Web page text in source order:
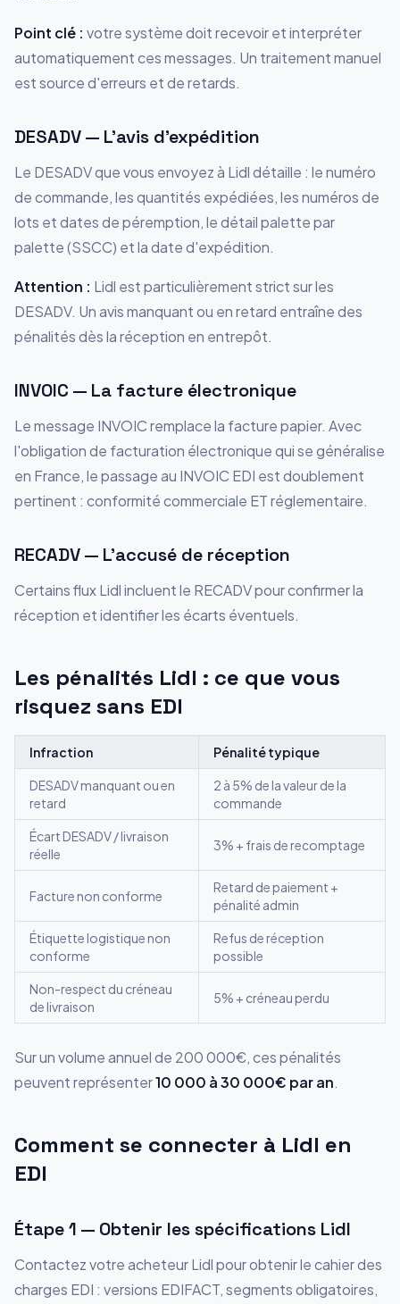
Point clé : votre système doit recevoir et interpréter
automatiquement ces messages. Un traitement manuel
est source d'erreurs et de retards.
DESADV — L'avis d'expédition
Le DESADV que vous envoyez à Lidl détaille : le numéro
de commande, les quantités expédiées, les numéros de
lots et dates de péremption, le détail palette par
palette (SSCC) et la date d'expédition.
Attention : Lidl est particulièrement strict sur les
DESADV. Un avis manquant ou en retard entraîne des
pénalités dès la réception en entrepôt.
INVOIC — La facture électronique
Le message INVOIC remplace la facture papier. Avec
l'obligation de facturation électronique qui se généralise
en France, le passage au INVOIC EDI est doublement
pertinent : conformité commerciale ET réglementaire.
RECADV — L'accusé de réception
Certains flux Lidl incluent le RECADV pour confirmer la
réception et identifier les écarts éventuels.
Les pénalités Lidl : ce que vous
risquez sans EDI
Infraction Pénalité typique
DESADV manquant ou en
retard
2 à 5% de la valeur de la
commande
Écart DESADV / livraison
réelle
3% + frais de recomptage
Facture non conforme
Retard de paiement +
pénalité admin
Étiquette logistique non
conforme
Refus de réception
possible
Non-respect du créneau
de livraison
5% + créneau perdu
Sur un volume annuel de 200 000€, ces pénalités
peuvent représenter10 000 à 30 000€ par an.
Comment se connecter à Lidl en
EDI
Étape 1 — Obtenir les spécifications Lidl
Contactez votre acheteur Lidl pour obtenir le cahier des
charges EDI : versions EDIFACT, segments obligatoires,